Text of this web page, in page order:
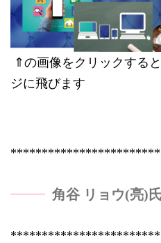
⇑の画像をクリックする
ジに飛びます
角谷 リョウ(亮)